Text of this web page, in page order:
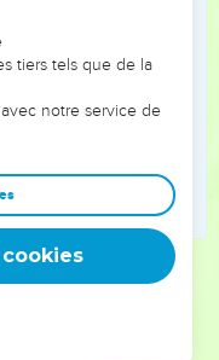
trois jours je
gardé sûrement
ses Disciples ne
qu'ils ne disent au
cette dernière
; allez, et assurez-
tiers tels que de la
notre service de